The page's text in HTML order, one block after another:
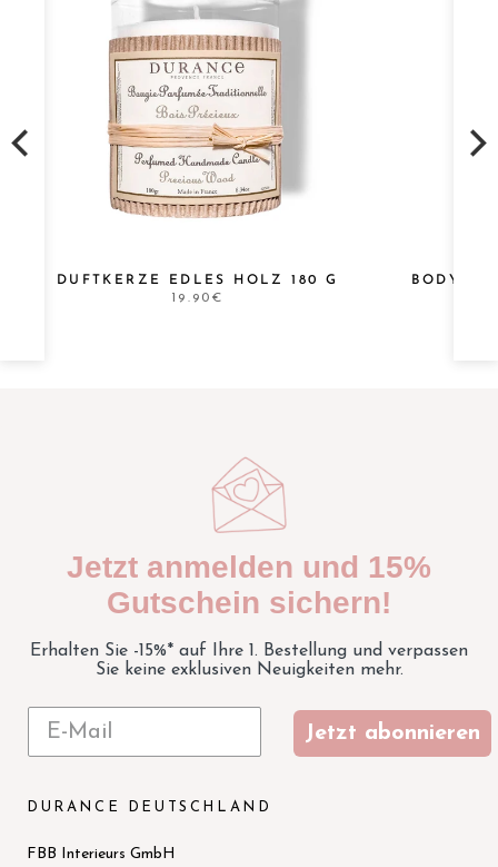
DUFTKERZE EDLES HOLZ 180 G
19.90€
Jetzt anmelden und 15%
Gutschein sichern!
Erhalten Sie -15%* auf Ihre 1. Bestellung und verpassen
Sie keine exklusiven Neuigkeiten mehr.
Jetzt abonnieren
DURANCE DEUTSCHLAND
FBB Interieurs GmbH